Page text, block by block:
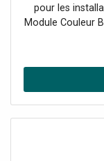
pour les
Module Couleur
LN4702 -